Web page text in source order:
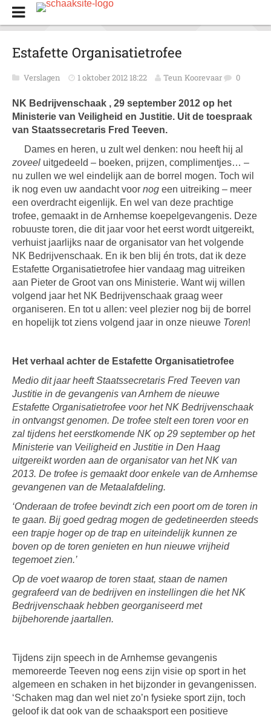
Estafette Organisatietrofee
Verslagen 1 oktober 2012 18:22 Teun Koorevaar 0
NK Bedrijvenschaak , 29 september 2012 op het
Ministerie van Veiligheid en Justitie. Uit de toespraak
van Staatssecretaris Fred Teeven.
Dames en heren, u zult wel denken: nou heeft hij al
zoveel uitgedeeld – boeken, prijzen, complimentjes… –
nu zullen we wel eindelijk aan de borrel mogen. Toch wil
ik nog even uw aandacht voor nog een uitreiking – meer
een overdracht eigenlijk. En wel van deze prachtige
trofee, gemaakt in de Arnhemse koepelgevangenis. Deze
robuuste toren, die dit jaar voor het eerst wordt uitgereikt,
verhuist jaarlijks naar de organisator van het volgende
NK Bedrijvenschaak. En ik ben blij én trots, dat ik deze
Estafette Organisatietrofee hier vandaag mag uitreiken
aan Pieter de Groot van ons Ministerie. Want wij willen
volgend jaar het NK Bedrijvenschaak graag weer
organiseren. En tot u allen: veel plezier nog bij de borrel
en hopelijk tot ziens volgend jaar in onze nieuwe Toren!
Het verhaal achter de Estafette Organisatietrofee
Medio dit jaar heeft Staatssecretaris Fred Teeven van
Justitie in de gevangenis van Arnhem de nieuwe
Estafette Organisatietrofee voor het NK Bedrijvenschaak
in ontvangst genomen. De trofee stelt een toren voor en
zal tijdens het eerstkomende NK op 29 september op het
Ministerie van Veiligheid en Justitie in Den Haag
uitgereikt worden aan de organisator van het NK van
2013. De trofee is gemaakt door enkele van de Arnhemse
gevangenen van de Metaalafdeling.
‘Onderaan de trofee bevindt zich een poort om de toren in
te gaan. Bij goed gedrag mogen de gedetineerden steeds
een trapje hoger op de trap en uiteindelijk kunnen ze
boven op de toren genieten en hun nieuwe vrijheid
tegemoet zien.’
Op de voet waarop de toren staat, staan de namen
gegrafeerd van de bedrijven en instellingen die het NK
Bedrijvenschaak hebben georganiseerd met
bijbehorende jaartallen.
Tijdens zijn speech in de Arnhemse gevangenis
memoreerde Teeven nog eens zijn visie op sport in het
algemeen en schaken in het bijzonder in gevangenissen.
‘Schaken mag dan wel niet zo’n fysieke sport zijn, toch
geloof ik dat ook van de schaaksport een positieve